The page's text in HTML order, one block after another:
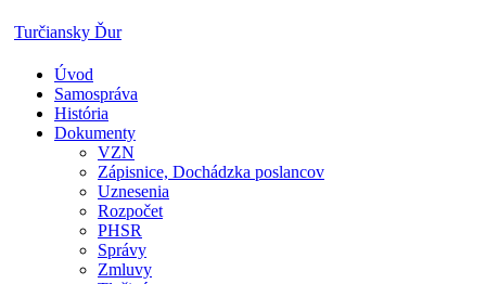
Skip
to
content
Turčiansky Ďur
Oficiálne
stránky
obce
Turčiansky
Úvod
Samospráva
História
Dokumenty
VZN
Zápisnice, Dochádzka poslancov
Uznesenia
Rozpočet
PHSR
Správy
Zmluvy